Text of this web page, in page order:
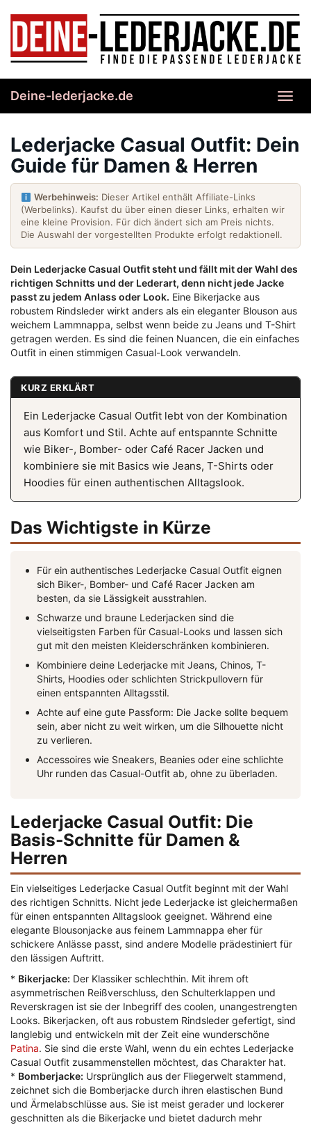
content
Deine-lederjacke.de
Lederjacke Casual Outfit: Dein
Guide für Damen & Herren
Werbehinweis: Dieser Artikel enthält Affiliate-Links
(Werbelinks). Kaufst du über einen dieser Links, erhalten wir
eine kleine Provision. Für dich ändert sich am Preis nichts.
Die Auswahl der vorgestellten Produkte erfolgt redaktionell.
Dein Lederjacke Casual Outfit steht und fällt mit der Wahl des
richtigen Schnitts und der Lederart, denn nicht jede Jacke
passt zu jedem Anlass oder Look. Eine Bikerjacke aus
robustem Rindsleder wirkt anders als ein eleganter Blouson aus
weichem Lammnappa, selbst wenn beide zu Jeans und T-Shirt
getragen werden. Es sind die feinen Nuancen, die ein einfaches
Outfit in einen stimmigen Casual-Look verwandeln.
KURZ ERKLÄRT
Ein Lederjacke Casual Outfit lebt von der Kombination
aus Komfort und Stil. Achte auf entspannte Schnitte
wie Biker-, Bomber- oder Café Racer Jacken und
kombiniere sie mit Basics wie Jeans, T-Shirts oder
Hoodies für einen authentischen Alltagslook.
Das Wichtigste in Kürze
Für ein authentisches Lederjacke Casual Outfit eignen
sich Biker-, Bomber- und Café Racer Jacken am
besten, da sie Lässigkeit ausstrahlen.
Schwarze und braune Lederjacken sind die
vielseitigsten Farben für Casual-Looks und lassen sich
gut mit den meisten Kleiderschränken kombinieren.
Kombiniere deine Lederjacke mit Jeans, Chinos, T-
Shirts, Hoodies oder schlichten Strickpullovern für
einen entspannten Alltagsstil.
Achte auf eine gute Passform: Die Jacke sollte bequem
sein, aber nicht zu weit wirken, um die Silhouette nicht
zu verlieren.
Accessoires wie Sneakers, Beanies oder eine schlichte
Uhr runden das Casual-Outfit ab, ohne zu überladen.
Lederjacke Casual Outfit: Die
Basis-Schnitte für Damen &
Herren
Ein vielseitiges Lederjacke Casual Outfit beginnt mit der Wahl
des richtigen Schnitts. Nicht jede Lederjacke ist gleichermaßen
für einen entspannten Alltagslook geeignet. Während eine
elegante Blousonjacke aus feinem Lammnappa eher für
schickere Anlässe passt, sind andere Modelle prädestiniert für
den lässigen Auftritt.
* Bikerjacke: Der Klassiker schlechthin. Mit ihrem oft
asymmetrischen Reißverschluss, den Schulterklappen und
Reverskragen ist sie der Inbegriff des coolen, unangestrengten
Looks. Bikerjacken, oft aus robustem Rindsleder gefertigt, sind
langlebig und entwickeln mit der Zeit eine wunderschöne
Patina. Sie sind die erste Wahl, wenn du ein echtes Lederjacke
Casual Outfit zusammenstellen möchtest, das Charakter hat.
* Bomberjacke: Ursprünglich aus der Fliegerwelt stammend,
zeichnet sich die Bomberjacke durch ihren elastischen Bund
und Ärmelabschlüsse aus. Sie ist meist gerader und lockerer
geschnitten als die Bikerjacke und bietet dadurch mehr